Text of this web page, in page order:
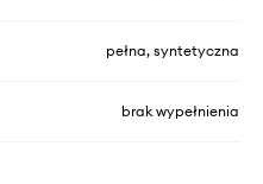
pełna, syntetyczna
brak wypełnienia